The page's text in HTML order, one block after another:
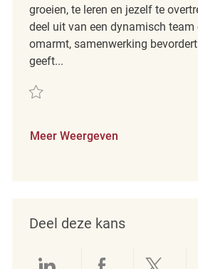
groeien, te leren en jezelf te
deel uit van een dynamisch
omarmt, samenwerking
geeft...
Redden Retail Sales Associate
Meer Weergeven
Deel deze kans